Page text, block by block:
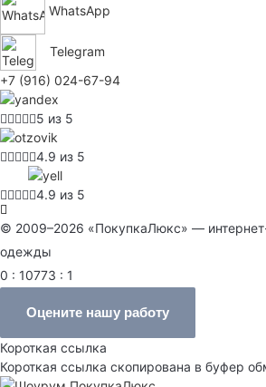
WhatsApp
Telegram
+7 (916) 024-67-94
5 из 5
4.9 из 5
4.9 из 5
© 2009–2026 «ПокупкаЛюкс» —
одежды
0 : 10773 : 1
Оцените нашу работу
Короткая ссылка
Короткая ссылка скопирована в буфер